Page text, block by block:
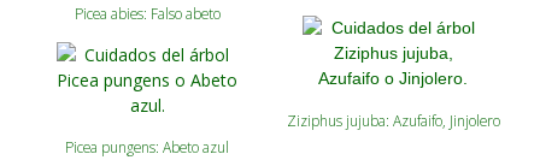
Picea abies: Falso abeto
Picea pungens: Abeto azul
Ziziphus jujuba: Azufaifo, Jinjolero